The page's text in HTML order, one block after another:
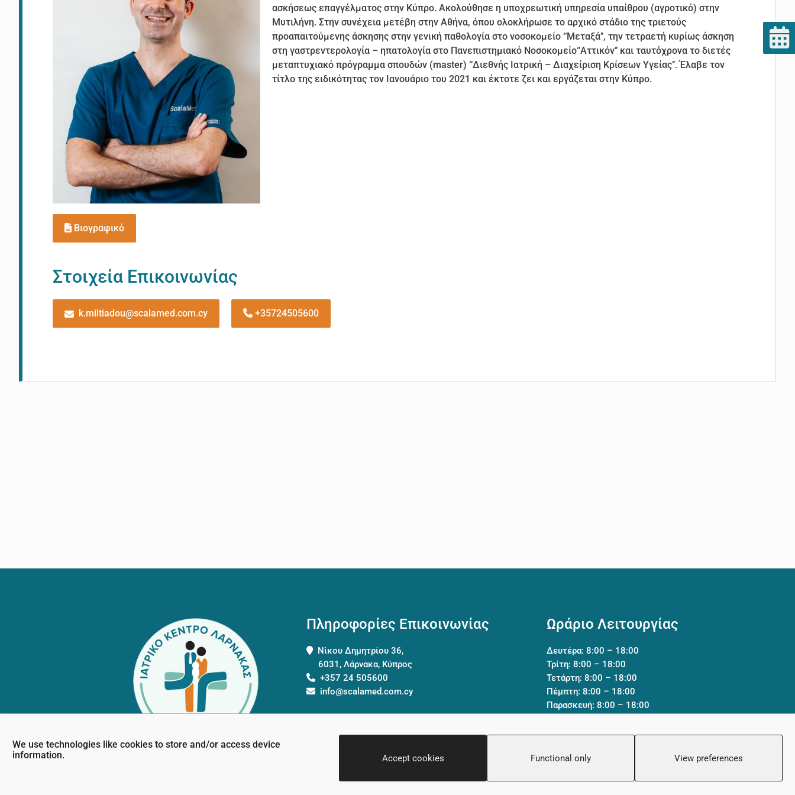
We use technologies like cookies to store and/or access device
information.
Accept cookies Functional only View preferences
ασκήσεως επαγγέλματος στην Κύπρο. Ακολούθησε η υποχρεωτική υπηρεσία υπαίθρου (αγροτικό) στην
Μυτιλήνη. Στην συνέχεια μετέβη στην Αθήνα, όπου ολοκλήρωσε το αρχικό στάδιο της τριετούς
προαπαιτούμενης άσκησης στην γενική παθολογία στο νοσοκομείο ‘’Μεταξά’’, την τετραετή κυρίως άσκηση
στη γαστρεντερολογία – ηπατολογία στο Πανεπιστημιακό Νοσοκομείο‘’Αττικόν’’ και ταυτόχρονα το διετές
μεταπτυχιακό πρόγραμμα σπουδών (master) ‘’Διεθνής Ιατρική – Διαχείριση Κρίσεων Υγείας’’. Έλαβε τον
τίτλο της ειδικότητας τον Ιανουάριο του 2021 και έκτοτε ζει και εργάζεται στην Κύπρο.
Βιογραφικό
Στοιχεία Επικοινωνίας
k.miltiadou@scalamed.com.cy +35724505600
Πληροφορίες Επικοινωνίας
Νίκου Δημητρίου 36,
6031, Λάρνακα, Κύπρος
+357 24 505600
info@scalamed.com.cy
Ωράριο Λειτουργίας
Δευτέρα: 8:00 – 18:00
Τρίτη: 8:00 – 18:00
Τετάρτη: 8:00 – 18:00
Πέμπτη: 8:00 – 18:00
Παρασκευή: 8:00 – 18:00
Κυριακή: Κλειστό